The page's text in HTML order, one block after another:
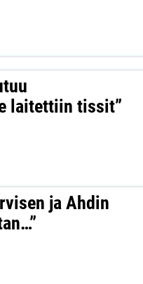
laitettiin tissit”
ja Ahdin